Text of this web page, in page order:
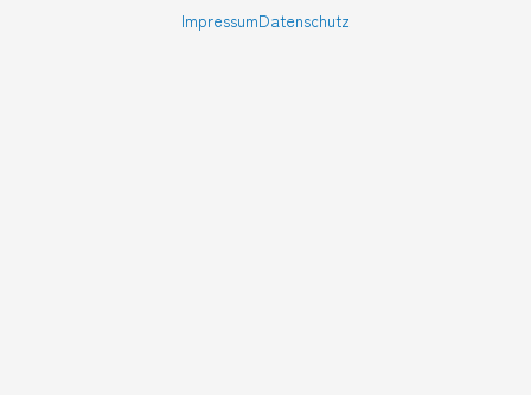
ImpressumDatenschutz